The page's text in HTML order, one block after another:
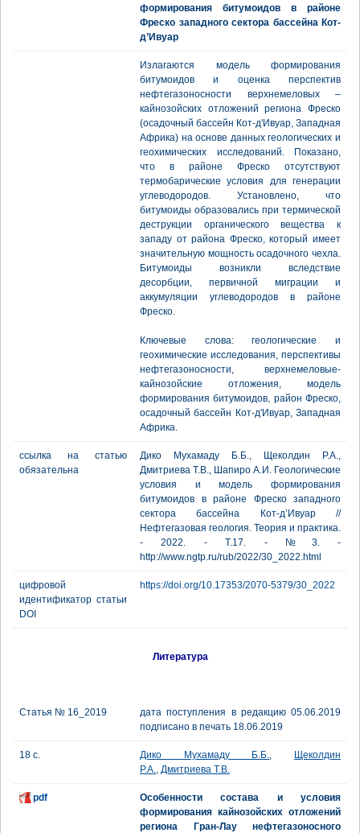
формирования битумоидов в районе
Фреско западного сектора бассейна Кот-
д’Ивуар
Излагаются модель формирования
битумоидов и оценка перспектив
нефтегазоносности верхнемеловых –
кайнозойских отложений региона Фреско
(осадочный бассейн Кот-д'Ивуар, Западная
Африка) на основе данных геологических и
геохимических исследований. Показано,
что в районе Фреско отсутствуют
термобарические условия для генерации
углеводородов. Установлено, что
битумоиды образовались при термической
деструкции органического вещества к
западу от района Фреско, который имеет
значительную мощность осадочного чехла.
Битумоиды возникли вследствие
десорбции, первичной миграции и
аккумуляции углеводородов в районе
Фреско.
Ключевые слова: геологические и
геохимические исследования, перспективы
нефтегазоносности, верхнемеловые-
кайнозойские отложения, модель
формирования битумоидов, район Фреско,
осадочный бассейн Кот-д'Ивуар, Западная
Африка.
ссылка на статью
обязательна
Дико Мухамаду Б.Б., Щеколдин Р.А.,
Дмитриева Т.В., Шапиро А.И. Геологические
условия и модель формирования
битумоидов в районе Фреско западного
сектора бассейна Кот-д’Ивуар //
Нефтегазовая геология. Теория и практика.
- 2022. - Т.17. - №3. -
http://www.ngtp.ru/rub/2022/30_2022.html
цифровой
идентификатор статьи
DOI
https://doi.org/10.17353/2070-5379/30_2022
Литература
Статья № 16_2019
дата поступления в редакцию 05.06.2019
подписано в печать 18.06.2019
18 с. Дико Мухамаду Б.Б.,
Щеколдин
Р.А., Дмитриева Т.В.
pdf
Особенности состава и условия
формирования кайнозойских отложений
региона Гран-Лау нефтегазоносного